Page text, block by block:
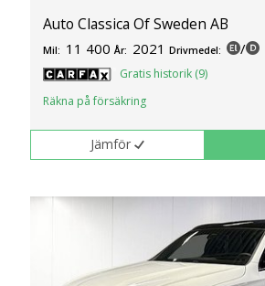
Auto Classica Of Sweden AB
Mil: 11 400 År: 2021 Drivmedel: /
Gratis historik (9)
Räkna på försäkring
Jämför